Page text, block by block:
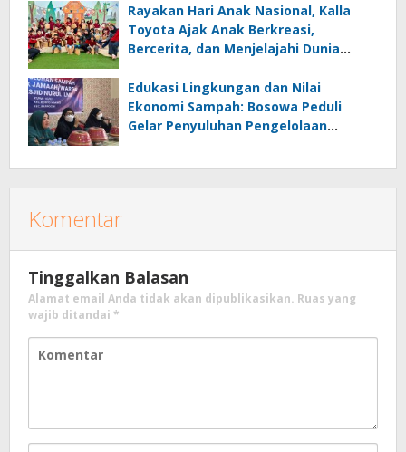
Rayakan Hari Anak Nasional, Kalla
Toyota Ajak Anak Berkreasi,
Bercerita, dan Menjelajahi Dunia
Edukasi Lingkungan dan Nilai
Ekonomi Sampah: Bosowa Peduli
Gelar Penyuluhan Pengelolaan
Komentar
Tinggalkan Balasan
Alamat email Anda tidak akan dipublikasikan. Ruas yang
wajib ditandai *